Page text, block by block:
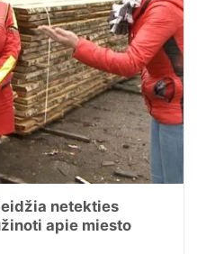
netekties
apie miesto